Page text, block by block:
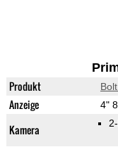
Produkt
Anzeige 4"
Kamera